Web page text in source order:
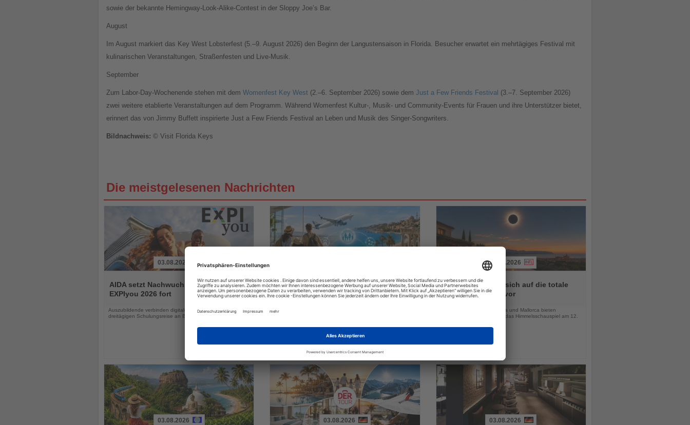
sowie der bekannte Hemingway-Look-Alike-Contest in der Sloppy Joe’s Bar.
August
Im August markiert das Key West Lobsterfest (5.–9. August 2026) den Beginn der Langustensaison in Florida. Besucher erwartet ein mehrtägiges Festival mit
kulinarischen Veranstaltungen, Straßenfesten und Live-Musik.
September
Zum Labor-Day-Wochenende stehen mit dem Womenfest Key West (2.–6. September 2026) sowie dem Just a Few Friends Festival (3.–7. September 2026)
zwei weitere etablierte Veranstaltungen auf dem Programm. Während Womenfest Kultur-, Musik- und Community-Events für Frauen und ihre Unterstützer bietet,
erinnert das von Jimmy Buffett inspirierte Just a Few Friends Festival an Leben und Musik des Singer-Songwriters.
Bildnachweis: © Visit Florida Keys
Die meistgelesenen Nachrichten
Sie
die
Nachrichten
03.08.2026
AIDA setzt Nachwuchsprogramm
EXPIyou 2026 fort
Auszubildende verbinden digitales Lernen mit einer
dreitägigen Schulungsreise an Bord von AIDAluna
Sie
die
SunExpress Holidays erweitert Vertrieb
für Pauschalreisen
Neue Plattform verbindet klassische Urlaubsreisen mit
Sie
die
Nachrichten
03.08.2026
Balearen bereiten sich auf die totale
Sonnenfinsternis vor
Vestige-Häuser auf Menorca und Mallorca bieten
außergewöhnliche Orte für das Himmelsschauspiel am 12.
03.08.2026 03.08.2026 03.08.2026